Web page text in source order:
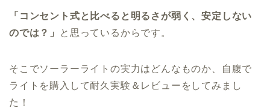
「コンセント式と比べると明るさが弱く、安定しない
のでは？」
と思っているからです。
そこでソーラーライトの実力はどんなものか、自腹で
ライトを購入して耐久実験＆レビューをしてみまし
た！